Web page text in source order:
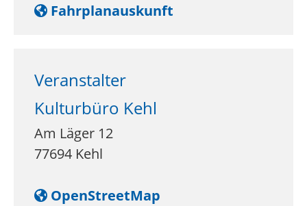
Fahrplanauskunft
Veranstalter
Kulturbüro Kehl
Am Läger 12
77694 Kehl
OpenStreetMap